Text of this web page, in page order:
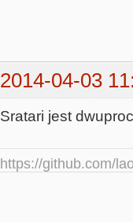
2014-04-03
Sratari jest
https://github.com/